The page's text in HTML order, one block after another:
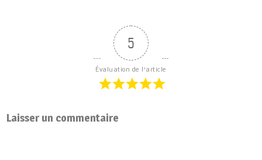
5
Évaluation de l'article
Laisser un commentaire